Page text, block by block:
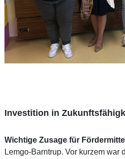
Investition in
Wichtige Zusage für
Lemgo-Barntrup. Vor kurzem war